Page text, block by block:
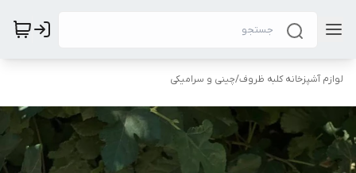
لوازم آشپزخانه کلبه ظروف/چینی و سرامیکی